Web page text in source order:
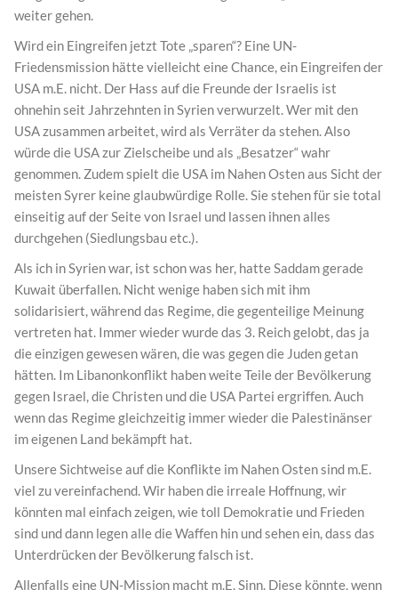
weiter gehen.
Wird ein Eingreifen jetzt Tote „sparen“? Eine UN-
Friedensmission hätte vielleicht eine Chance, ein Eingreifen der
USA m.E. nicht. Der Hass auf die Freunde der Israelis ist
ohnehin seit Jahrzehnten in Syrien verwurzelt. Wer mit den
USA zusammen arbeitet, wird als Verräter da stehen. Also
würde die USA zur Zielscheibe und als „Besatzer“ wahr
genommen. Zudem spielt die USA im Nahen Osten aus Sicht der
meisten Syrer keine glaubwürdige Rolle. Sie stehen für sie total
einseitig auf der Seite von Israel und lassen ihnen alles
durchgehen (Siedlungsbau etc.).
Als ich in Syrien war, ist schon was her, hatte Saddam gerade
Kuwait überfallen. Nicht wenige haben sich mit ihm
solidarisiert, während das Regime, die gegenteilige Meinung
vertreten hat. Immer wieder wurde das 3. Reich gelobt, das ja
die einzigen gewesen wären, die was gegen die Juden getan
hätten. Im Libanonkonflikt haben weite Teile der Bevölkerung
gegen Israel, die Christen und die USA Partei ergriffen. Auch
wenn das Regime gleichzeitig immer wieder die Palestinänser
im eigenen Land bekämpft hat.
Unsere Sichtweise auf die Konflikte im Nahen Osten sind m.E.
viel zu vereinfachend. Wir haben die irreale Hoffnung, wir
könnten mal einfach zeigen, wie toll Demokratie und Frieden
sind und dann legen alle die Waffen hin und sehen ein, dass das
Unterdrücken der Bevölkerung falsch ist.
Allenfalls eine UN-Mission macht m.E. Sinn. Diese könnte, wenn